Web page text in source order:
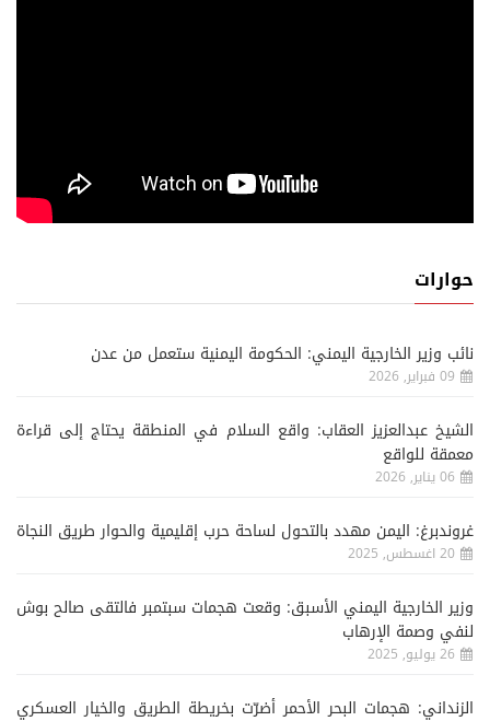
حوارات
نائب وزير الخارجية اليمني: الحكومة اليمنية ستعمل من عدن
09 فبراير, 2026
الشيخ عبدالعزيز العقاب: واقع السلام في المنطقة يحتاج إلى قراءة
معمقة للواقع
06 يناير, 2026
غروندبرغ: اليمن مهدد بالتحول لساحة حرب إقليمية والحوار طريق النجاة
20 اغسطس, 2025
وزير الخارجية اليمني الأسبق: وقعت هجمات سبتمبر فالتقى صالح بوش
لنفي وصمة الإرهاب
26 يوليو, 2025
الزنداني: هجمات البحر الأحمر أضرّت بخريطة الطريق والخيار العسكري